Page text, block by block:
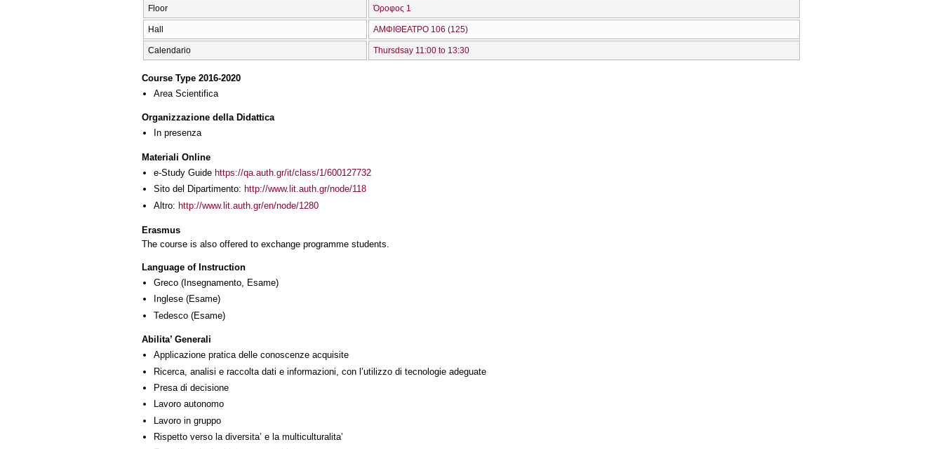
Floor Όροφος 1
Hall ΑΜΦΙΘΕΑΤΡΟ 106 (125)
Calendario Thursdsay 11:00 to 13:30
Course Type 2016-2020
Area Scientifica
Organizzazione della Didattica
In presenza
Materiali Online
e-Study Guide https://qa.auth.gr/it/class/1/600127732
Sito del Dipartimento: http://www.lit.auth.gr/node/118
Altro: http://www.lit.auth.gr/en/node/1280
Erasmus
The course is also offered to exchange programme students.
Language of Instruction
Greco (Insegnamento, Esame)
Inglese (Esame)
Tedesco (Esame)
Abilita’ Generali
Applicazione pratica delle conoscenze acquisite
Ricerca, analisi e raccolta dati e informazioni, con l’utilizzo di tecnologie adeguate
Presa di decisione
Lavoro autonomo
Lavoro in gruppo
Rispetto verso la diversita’ e la multiculturalita’